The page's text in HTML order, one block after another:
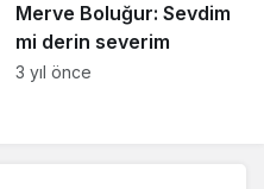
Merve Boluğur: Sevdim
mi derin severim
3 yıl önce